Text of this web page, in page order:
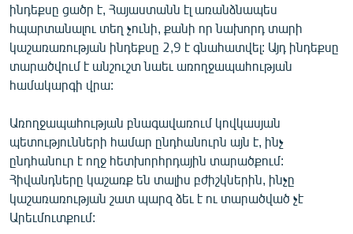
ինդեքսը ցածր է, Հայաստանն էլ առանձնապես
հպարտանալու տեղ չունի, քանի որ նախորդ տարի
կաշառառության ինդեքսը 2,9 է գնահատվել: Այդ ինդեքսը
տարածվում է անշուշտ նաեւ առողջապահության
համակարգի վրա:
Առողջապահության բնագավառում կովկասյան
պետությունների համար ընդհանուրն այն է, ինչ
ընդհանուր է ողջ հետխորհրդային տարածքում:
Հիվանդները կաշառք են տալիս բժիշկներին, ինչը
կաշառառության շատ պարզ ձեւ է ու տարածված չէ
Արեւմուտքում: